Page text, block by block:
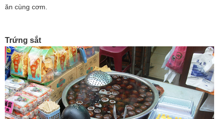
ăn cùng cơm.
Trứng sắt